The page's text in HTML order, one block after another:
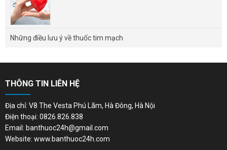
Những điều lưu ý về thuốc tim mạch
THÔNG TIN LIÊN HỆ
Địa chỉ: V8 The Vesta Phú Lãm, Hà Đông, Hà Nội
Điện thoại: 0826.826.838
Email: banthuoc24h@gmail.com
Website: www.banthuoc24h.com